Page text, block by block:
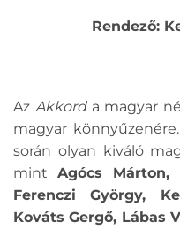
Rendező:
Az Akkorda magyar
magyar
során olyan kiváló
mintAgócs Márton,
Ferenczi György,
Kováts Gergő, Lábas